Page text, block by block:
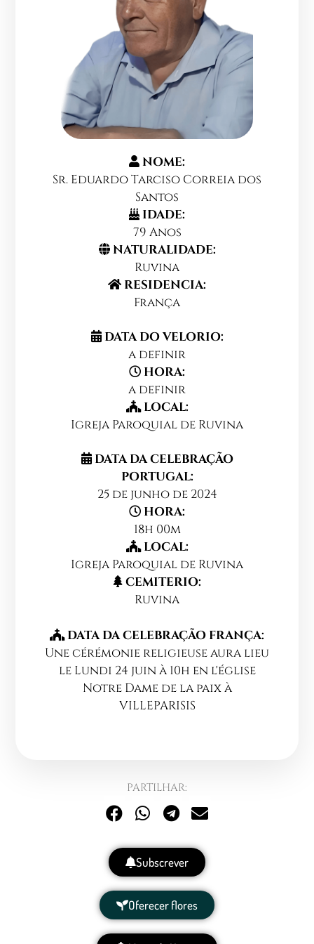
NOME:
Sr. Eduardo Tarciso Correia dos
Santos
IDADE:
79 Anos
NATURALIDADE:
Ruvina
RESIDENCIA:
França
DATA DO VELORIO:
a definir
HORA:
a definir
LOCAL:
Igreja Paroquial de Ruvina
DATA DA CELEBRAÇÃO
PORTUGAL:
25 de junho de 2024
HORA:
18h 00m
LOCAL:
Igreja Paroquial de Ruvina
CEMITERIO:
Ruvina
DATA DA CELEBRAÇÃO FRANÇA:
Une cérémonie religieuse aura lieu
le Lundi 24 juin à 10h en l'église
Notre Dame de la paix à
VILLEPARISIS
PARTILHAR:
Subscrever
Oferecer flores